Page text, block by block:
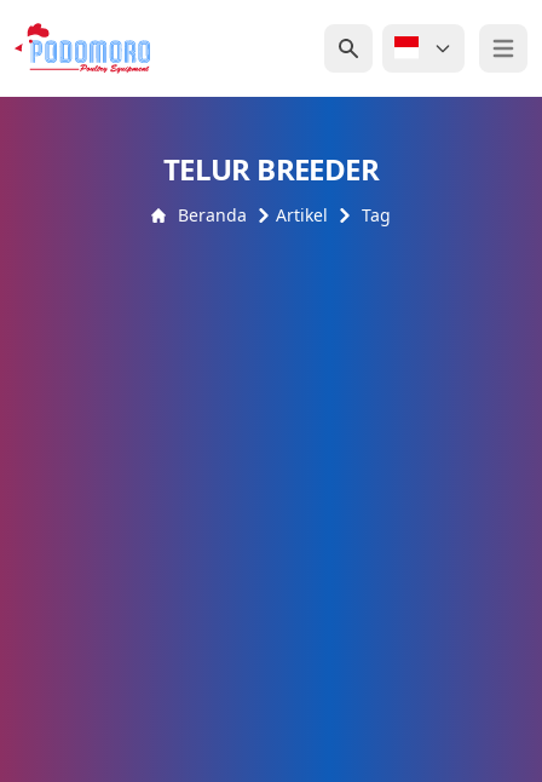
Open
TELUR BREEDER
Beranda Artikel Tag